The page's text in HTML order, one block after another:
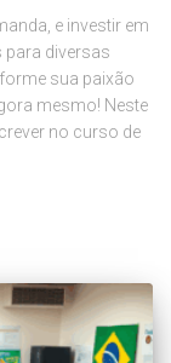
e investir em
diversas
sua paixão
mesmo! Neste
no curso de